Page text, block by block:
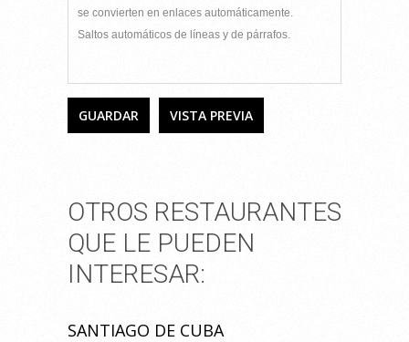
se convierten en enlaces automáticamente.
Saltos automáticos de líneas y de párrafos.
OTROS RESTAURANTES
QUE LE PUEDEN
INTERESAR:
SANTIAGO DE CUBA